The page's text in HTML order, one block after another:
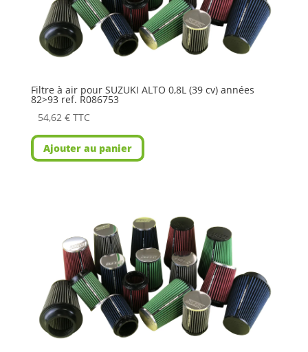
Filtre à air pour SUZUKI ALTO 0,8L (39 cv) années
82>93 ref. R086753
54,62 € TTC
Ajouter au panier